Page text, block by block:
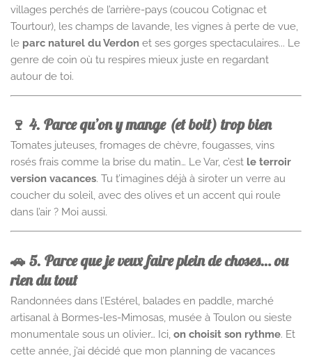
villages perchés de l’arrière-pays (coucou Cotignac et
Tourtour), les champs de lavande, les vignes à perte de vue,
le parc naturel du Verdon et ses gorges spectaculaires... Le
genre de coin où tu respires mieux juste en regardant
autour de toi.
🍷 4. Parce qu’on y mange (et boit) trop bien
Tomates juteuses, fromages de chèvre, fougasses, vins
rosés frais comme la brise du matin… Le Var, c’est le terroir
version vacances. Tu t’imagines déjà à siroter un verre au
coucher du soleil, avec des olives et un accent qui roule
dans l’air ? Moi aussi.
🚗 5. Parce que je veux faire plein de choses… ou
rien du tout
Randonnées dans l’Estérel, balades en paddle, marché
artisanal à Bormes-les-Mimosas, musée à Toulon ou sieste
monumentale sous un olivier… Ici, on choisit son rythme. Et
cette année, j’ai décidé que mon planning de vacances